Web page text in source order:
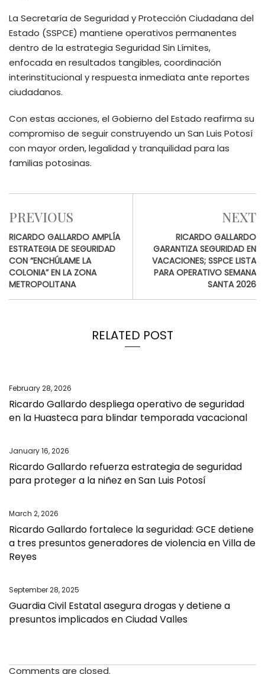
La Secretaría de Seguridad y Protección Ciudadana del
Estado (SSPCE) mantiene operativos permanentes
dentro de la estrategia Seguridad Sin Límites,
enfocada en resultados tangibles, coordinación
interinstitucional y respuesta inmediata ante reportes
ciudadanos.
Con estas acciones, el Gobierno del Estado reafirma su
compromiso de seguir construyendo un San Luis Potosí
con mayor orden, legalidad y tranquilidad para las
familias potosinas.
PREVIOUS
RICARDO GALLARDO AMPLÍA
ESTRATEGIA DE SEGURIDAD
CON “ENCHÚLAME LA
COLONIA” EN LA ZONA
METROPOLITANA
NEXT
RICARDO GALLARDO
GARANTIZA SEGURIDAD EN
VACACIONES; SSPCE LISTA
PARA OPERATIVO SEMANA
SANTA 2026
RELATED POST
February 28, 2026
Ricardo Gallardo despliega operativo de seguridad
en la Huasteca para blindar temporada vacacional
January 16, 2026
Ricardo Gallardo refuerza estrategia de seguridad
para proteger a la niñez en San Luis Potosí
March 2, 2026
Ricardo Gallardo fortalece la seguridad: GCE detiene
a tres presuntos generadores de violencia en Villa de
Reyes
September 28, 2025
Guardia Civil Estatal asegura drogas y detiene a
presuntos implicados en Ciudad Valles
Comments are closed.